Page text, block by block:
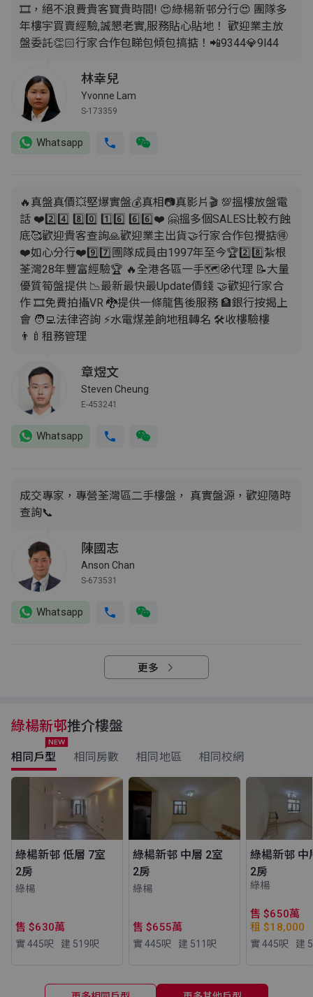
🎞，絕不浪費貴客寶貴時間! 😍綠楊新邨分行😍 團隊多
年樓宇買賣經驗,誠懇老實,服務貼心貼地！ 歡迎業主放
盤委託👏🏻行家合作包睇包傾包搞掂！📲9344💎9l44
林幸兒
Yvonne Lam
S-173359
Whatsapp
🔥真盤真價💥堅爆實盤💰真相📷真影片🎬 💯搵樓放盤電
話 ❤️2️⃣4️⃣ 8️⃣0️⃣ 1️⃣6️⃣ 6️⃣6️⃣❤️ 🤗搵多個SALES比較冇蝕
底🥰歡迎貴客查詢🙏歡迎業主出貨🤝行家合作包攪掂🉐
❤️如心分行❤️9️⃣7️⃣圑隊成員由1997年至今🏆2️⃣8️⃣紮根
荃灣28年豐富經驗🏆 🔥全港各區一手🗺️🧭代理 📝大量
優質筍盤提供 📉最新最快最Update價錢 🤝歡迎行家合
作 🎞️免費拍攝VR 🐉提供一條龍售後服務 🏦銀行按揭上
會 🧑‍💻法律咨詢 ⚡️水電煤差餉地租轉名 🛠️收樓驗樓
👨‍🍼租務管理
章煜文
Steven Cheung
E-453241
Whatsapp
成交專家，專營荃灣區二手樓盤， 真實盤源，歡迎隨時
查詢📞
陳國志
Anson Chan
S-673531
Whatsapp
更多
綠楊新邨推介樓盤
相同戶型 相同房數 相同地區 相同校網
綠楊新邨 低層 7室
2房
綠楊
售 $630萬
實 445呎 建 519呎
綠楊新邨 中層 2室
2房
綠楊
售 $655萬
實 445呎 建 511 呎
綠楊新邨 中
2房
綠楊
售 $650萬
租 $18,000
實 445呎 建